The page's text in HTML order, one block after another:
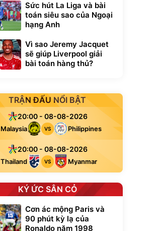
Sức hút La Liga và bài
toán siêu sao của Ngoại
hạng Anh
Vì sao Jeremy Jacquet
sẽ giúp Liverpool giải
bài toán hàng thủ?
TRẬN ĐẤU NỔI BẬT
20:00 - 08-08-2026
Malaysia VS Philippines
20:00 - 08-08-2026
Thailand VS Myanmar
KÝ ỨC SÂN CỎ
Cơn ác mộng Paris và
90 phút kỳ lạ của
Ronaldo năm 1998